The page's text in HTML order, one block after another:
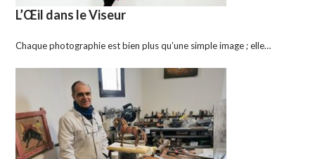
L’Œil dans le Viseur
Chaque photographie est bien plus qu’une simple image ; elle…